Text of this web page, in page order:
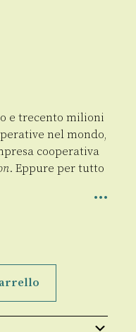
e trecento milioni
nel mondo,
cooperativa
. Eppure per tutto